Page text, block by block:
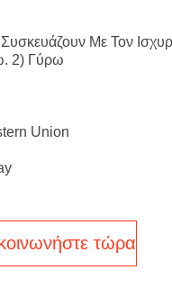
Με Τον
2) Γύρω
Union
τώρα